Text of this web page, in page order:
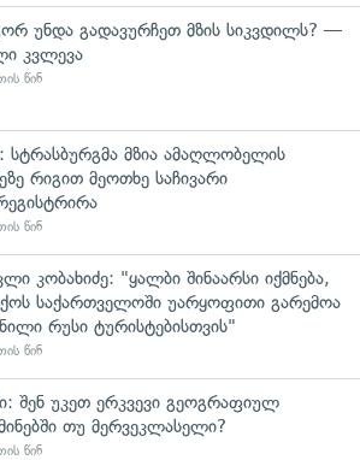
უნდა გადავურჩეთ მზის სიკვდილს? —
კვლევა
წინ
სტრასბურგმა მზია ამაღლობელის
რიგით მეოთხე საჩივარი
წინ
კობახიძე: "ყალბი შინაარსი იქმნება,
საქართველოში უარყოფითი გარემოა
რუსი ტურისტებისთვის"
წინ
შენ უკეთ ერკვევი გეოგრაფიულ
თუ მერვეკლასელი?
წინ